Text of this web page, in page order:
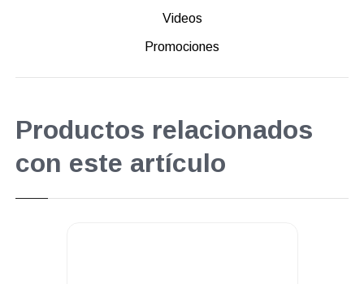
Videos
Promociones
Productos relacionados
con este artículo